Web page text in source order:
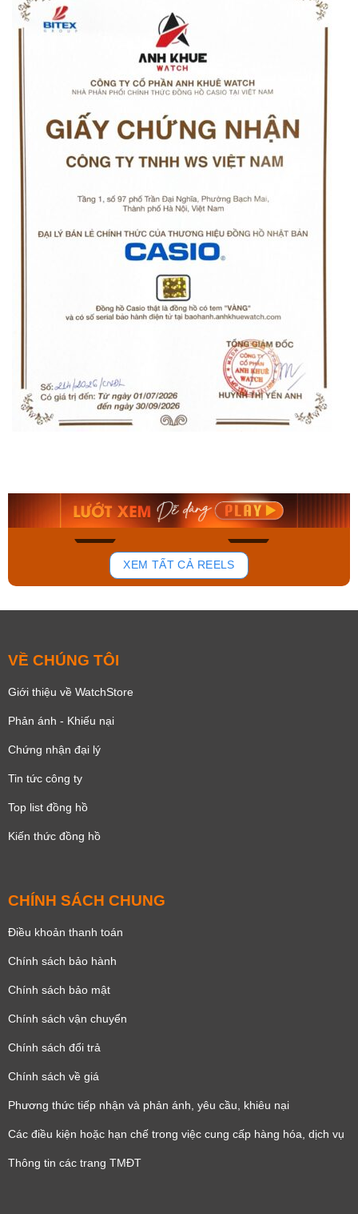
150
Mua ngay Mua ngay
XEM TẤT CẢ REELS
VỀ CHÚNG TÔI
Giới thiệu về WatchStore
Phản ánh - Khiếu nại
Chứng nhận đại lý
Tin tức công ty
Top list đồng hồ
Kiến thức đồng hồ
CHÍNH SÁCH CHUNG
Điều khoản thanh toán
Chính sách bảo hành
Chính sách bảo mật
Chính sách vận chuyển
Chính sách đổi trả
Chính sách về giá
Phương thức tiếp nhận và phản ánh, yêu cầu, khiêu nại
Các điều kiện hoặc hạn chế trong việc cung cấp hàng hóa, dịch vụ
Thông tin các trang TMĐT